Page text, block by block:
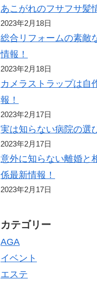
あこがれのフサフサ髪
2023年2月18日
総合リフォームの素敵
情報！
2023年2月18日
カメラストラップは自
報！
2023年2月17日
実は知らない病院の選
2023年2月17日
意外に知らない離婚と
係最新情報！
2023年2月17日
カテゴリー
AGA
イベント
エステ